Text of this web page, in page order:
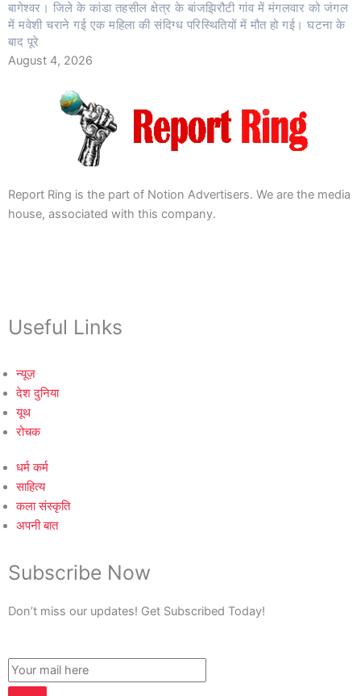
बागेश्वर। जिले के कांडा तहसील क्षेत्र के बांजझिरौटी गांव में मंगलवार को जंगल
में मवेशी चराने गई एक महिला की संदिग्ध परिस्थितियों में मौत हो गई। घटना के
बाद पूरे
August 4, 2026
Report Ring is the part of Notion Advertisers. We are the media
house, associated with this company.
Useful Links
न्यूज़
देश दुनिया
यूथ
रोचक
धर्म कर्म
साहित्य
कला संस्कृति
अपनी बात
Subscribe Now
Don’t miss our updates! Get Subscribed Today!